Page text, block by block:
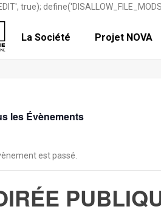
true);
La Société Projet NOVA
les Évènements
est passé.